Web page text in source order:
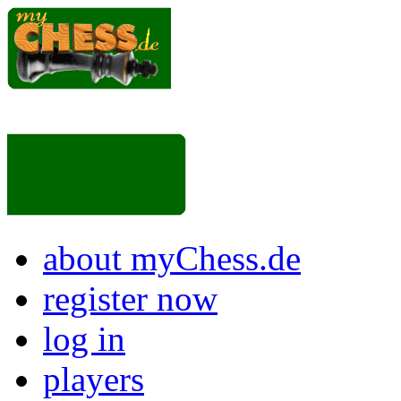
about myChess.de
register now
log in
players